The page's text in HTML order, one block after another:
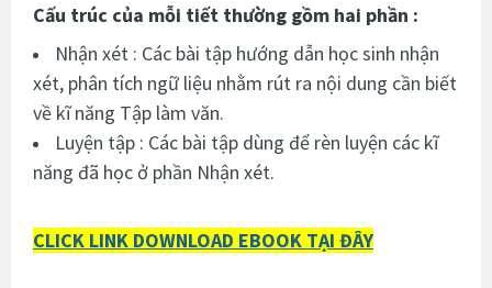
Cấu trúc của mỗi tiết thường gồm hai phần :
Nhận xét : Các bài tập hướng dẫn học sinh nhận
xét, phân tích ngữ liệu nhằm rút ra nội dung cần biết
về kĩ năng Tập làm văn.
Luyện tập : Các bài tập dùng để rèn luyện các kĩ
năng đã học ở phần Nhận xét.
CLICK LINK DOWNLOAD EBOOK TẠI ĐÂY